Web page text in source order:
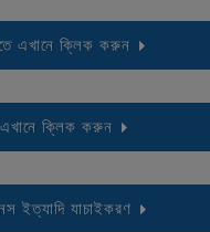
এখানে ক্লিক করুন
ক্লিক করুন
ইত্যাদি যাচাইকরণ